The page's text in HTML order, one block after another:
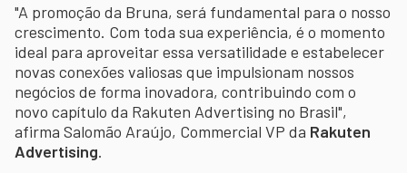
"A promoção da Bruna, será fundamental para o nosso
crescimento. Com toda sua experiência, é o momento
ideal para aproveitar essa versatilidade e estabelecer
novas conexões valiosas que impulsionam nossos
negócios de forma inovadora, contribuindo com o
novo capítulo da Rakuten Advertising no Brasil",
afirma Salomão Araújo, Commercial VP da Rakuten
Advertising.